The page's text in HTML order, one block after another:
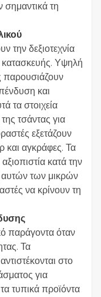
τη
την δεξιοτεχνία
κατασκευής. Υψηλή
και
τα στοιχεία
τσάντας για
εξετάζουν
και αγκράφες. Τα
κατά την
των μικρών
να κρίνουν τη
παράγοντα όταν
Τα
στο
για
τυπικά προϊόντα